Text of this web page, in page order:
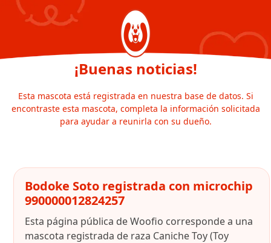
¡Buenas noticias!
Esta mascota está registrada en nuestra base de datos. Si
encontraste esta mascota, completa la información solicitada
para ayudar a reunirla con su dueño.
Bodoke Soto registrada con microchip
990000012824257
Esta página pública de Woofio corresponde a una
mascota registrada de raza Caniche Toy (Toy